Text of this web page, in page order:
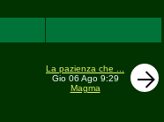
La pazienza che ...
Gio 06 Ago 9:29
Magma